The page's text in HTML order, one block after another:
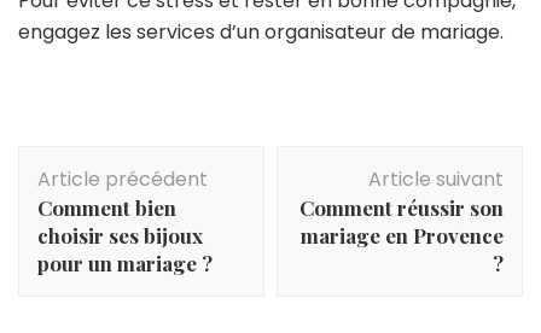
engagez les services d’un organisateur de mariage.
d'article
Article précédent
Comment bien
choisir ses bijoux
pour un mariage ?
Article suivant
Comment réussir son
mariage en Provence
?